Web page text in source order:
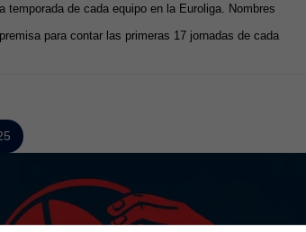
temporada de cada equipo en la Euroliga. Nombres
para contar las primeras 17 jornadas de cada